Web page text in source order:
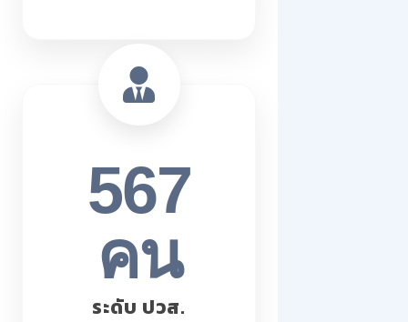
567
คน
ระดับ ปวส.